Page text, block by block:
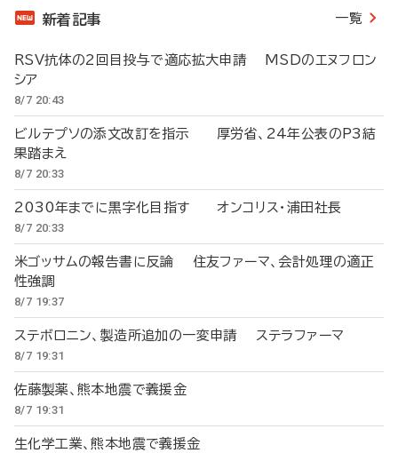
新着記事 一覧
RSV抗体の2回目投与で適応拡大申請 MSDのエヌフロン
シア
8/7 20:43
ビルテプソの添文改訂を指示 厚労省、24年公表のP3結
果踏まえ
8/7 20:33
2030年までに黒字化目指す オンコリス・浦田社長
8/7 20:33
米ゴッサムの報告書に反論 住友ファーマ、会計処理の適正
性強調
8/7 19:37
ステボロニン、製造所追加の一変申請 ステラファーマ
8/7 19:31
佐藤製薬、熊本地震で義援金
8/7 19:31
生化学工業、熊本地震で義援金